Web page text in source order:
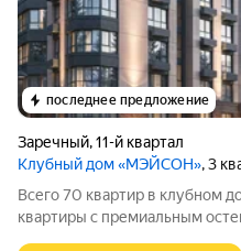
последнее предложение
Заречный,11-й квартал
Клубный дом «МЭЙСОН», 3
Всего 70 квартир в
квартиры с премиальным